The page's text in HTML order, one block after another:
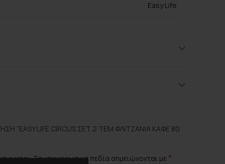
Easy Life
“EASY LIFE CIRCUS ΣΕΤ 2 ΤΕΜ ΦΛΙΤΖΆΝΙΑ ΚΑΦΈ 80
Τα υποχρεωτικά πεδία σημειώνονται με *